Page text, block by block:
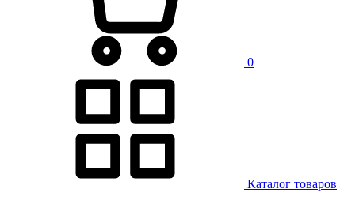
0
Каталог товаров